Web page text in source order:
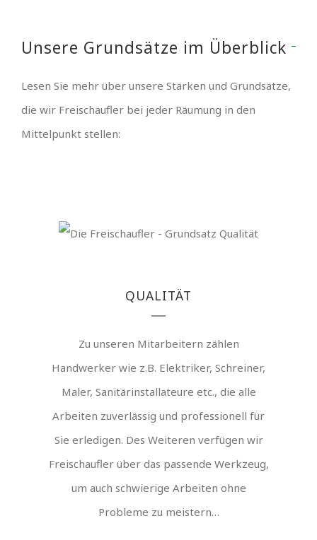
Unsere Grundsätze im Überblick
Lesen Sie mehr über unsere Stärken und Grundsätze,
die wir Freischaufler bei jeder Räumung in den
Mittelpunkt stellen:
QUALITÄT
Zu unseren Mitarbeitern zählen
Handwerker wie z.B. Elektriker, Schreiner,
Maler, Sanitärinstallateure etc., die alle
Arbeiten zuverlässig und professionell für
Sie erledigen. Des Weiteren verfügen wir
Freischaufler über das passende Werkzeug,
um auch schwierige Arbeiten ohne
Probleme zu meistern…